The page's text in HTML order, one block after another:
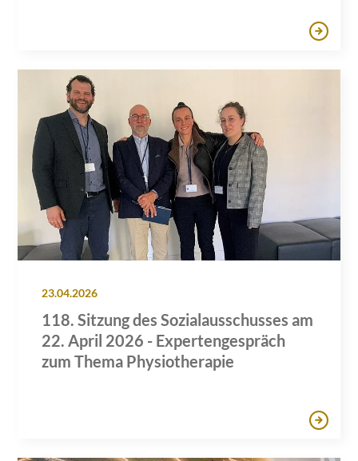
23.04.2026
118. Sitzung des Sozialausschusses am
22. April 2026 - Expertengespräch
zum Thema Physiotherapie